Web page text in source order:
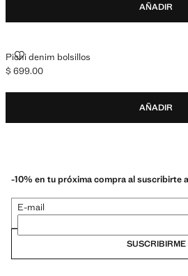
AÑADIR
Pichi denim bolsillos
PICHI DENIM BOLSILLOS
Precio actual [$ 699.00 ]
$ 699.00
AÑADIR
-10% en tu próxima compra al suscribirte
E-mail
SUSCRIBIRME